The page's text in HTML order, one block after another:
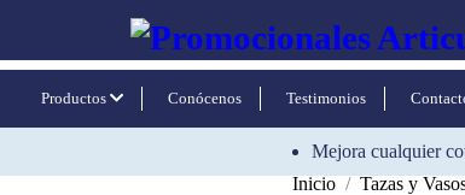
Productos Conócenos Testimonios
Mejora cualquier
Inicio
Tazas y